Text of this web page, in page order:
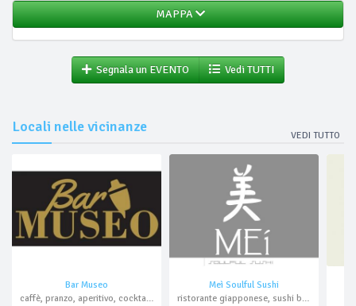
MAPPA
Segnala un EVENTO Vedi TUTTI
Locali nelle vicinanze
VEDI TUTTO
Bar Museo
caffè, pranzo, aperitivo, cocktail bar
Meì Soulful Sushi
ristorante giapponese, sushi bar, aperitivo, cocktail bar, asporto, domicilio